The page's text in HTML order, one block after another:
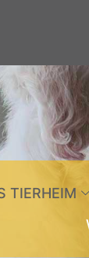
TIERHEIM